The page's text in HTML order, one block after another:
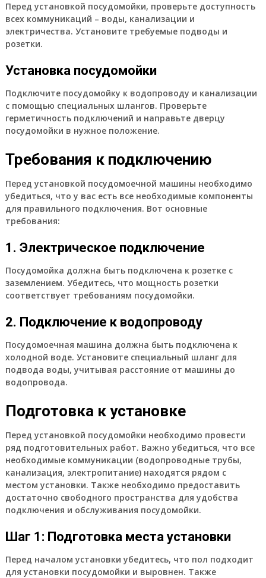
Перед установкой посудомойки, проверьте доступность
всех коммуникаций – воды, канализации и
электричества. Установите требуемые подводы и
розетки.
Установка посудомойки
Подключите посудомойку к водопроводу и канализации
с помощью специальных шлангов. Проверьте
герметичность подключений и направьте дверцу
посудомойки в нужное положение.
Требования к подключению
Перед установкой посудомоечной машины необходимо
убедиться, что у вас есть все необходимые компоненты
для правильного подключения. Вот основные
требования:
1. Электрическое подключение
Посудомойка должна быть подключена к розетке с
заземлением. Убедитесь, что мощность розетки
соответствует требованиям посудомойки.
2. Подключение к водопроводу
Посудомоечная машина должна быть подключена к
холодной воде. Установите специальный шланг для
подвода воды, учитывая расстояние от машины до
водопровода.
Подготовка к установке
Перед установкой посудомойки необходимо провести
ряд подготовительных работ. Важно убедиться, что все
необходимые коммуникации (водопроводные трубы,
канализация, электропитание) находятся рядом с
местом установки. Также необходимо предоставить
достаточно свободного пространства для удобства
подключения и обслуживания посудомойки.
Шаг 1: Подготовка места установки
Перед началом установки убедитесь, что пол подходит
для установки посудомойки и выровнен. Также